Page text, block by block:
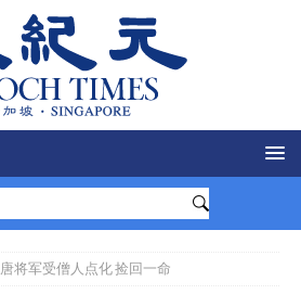
唐将军受僧人点化 捡回一命